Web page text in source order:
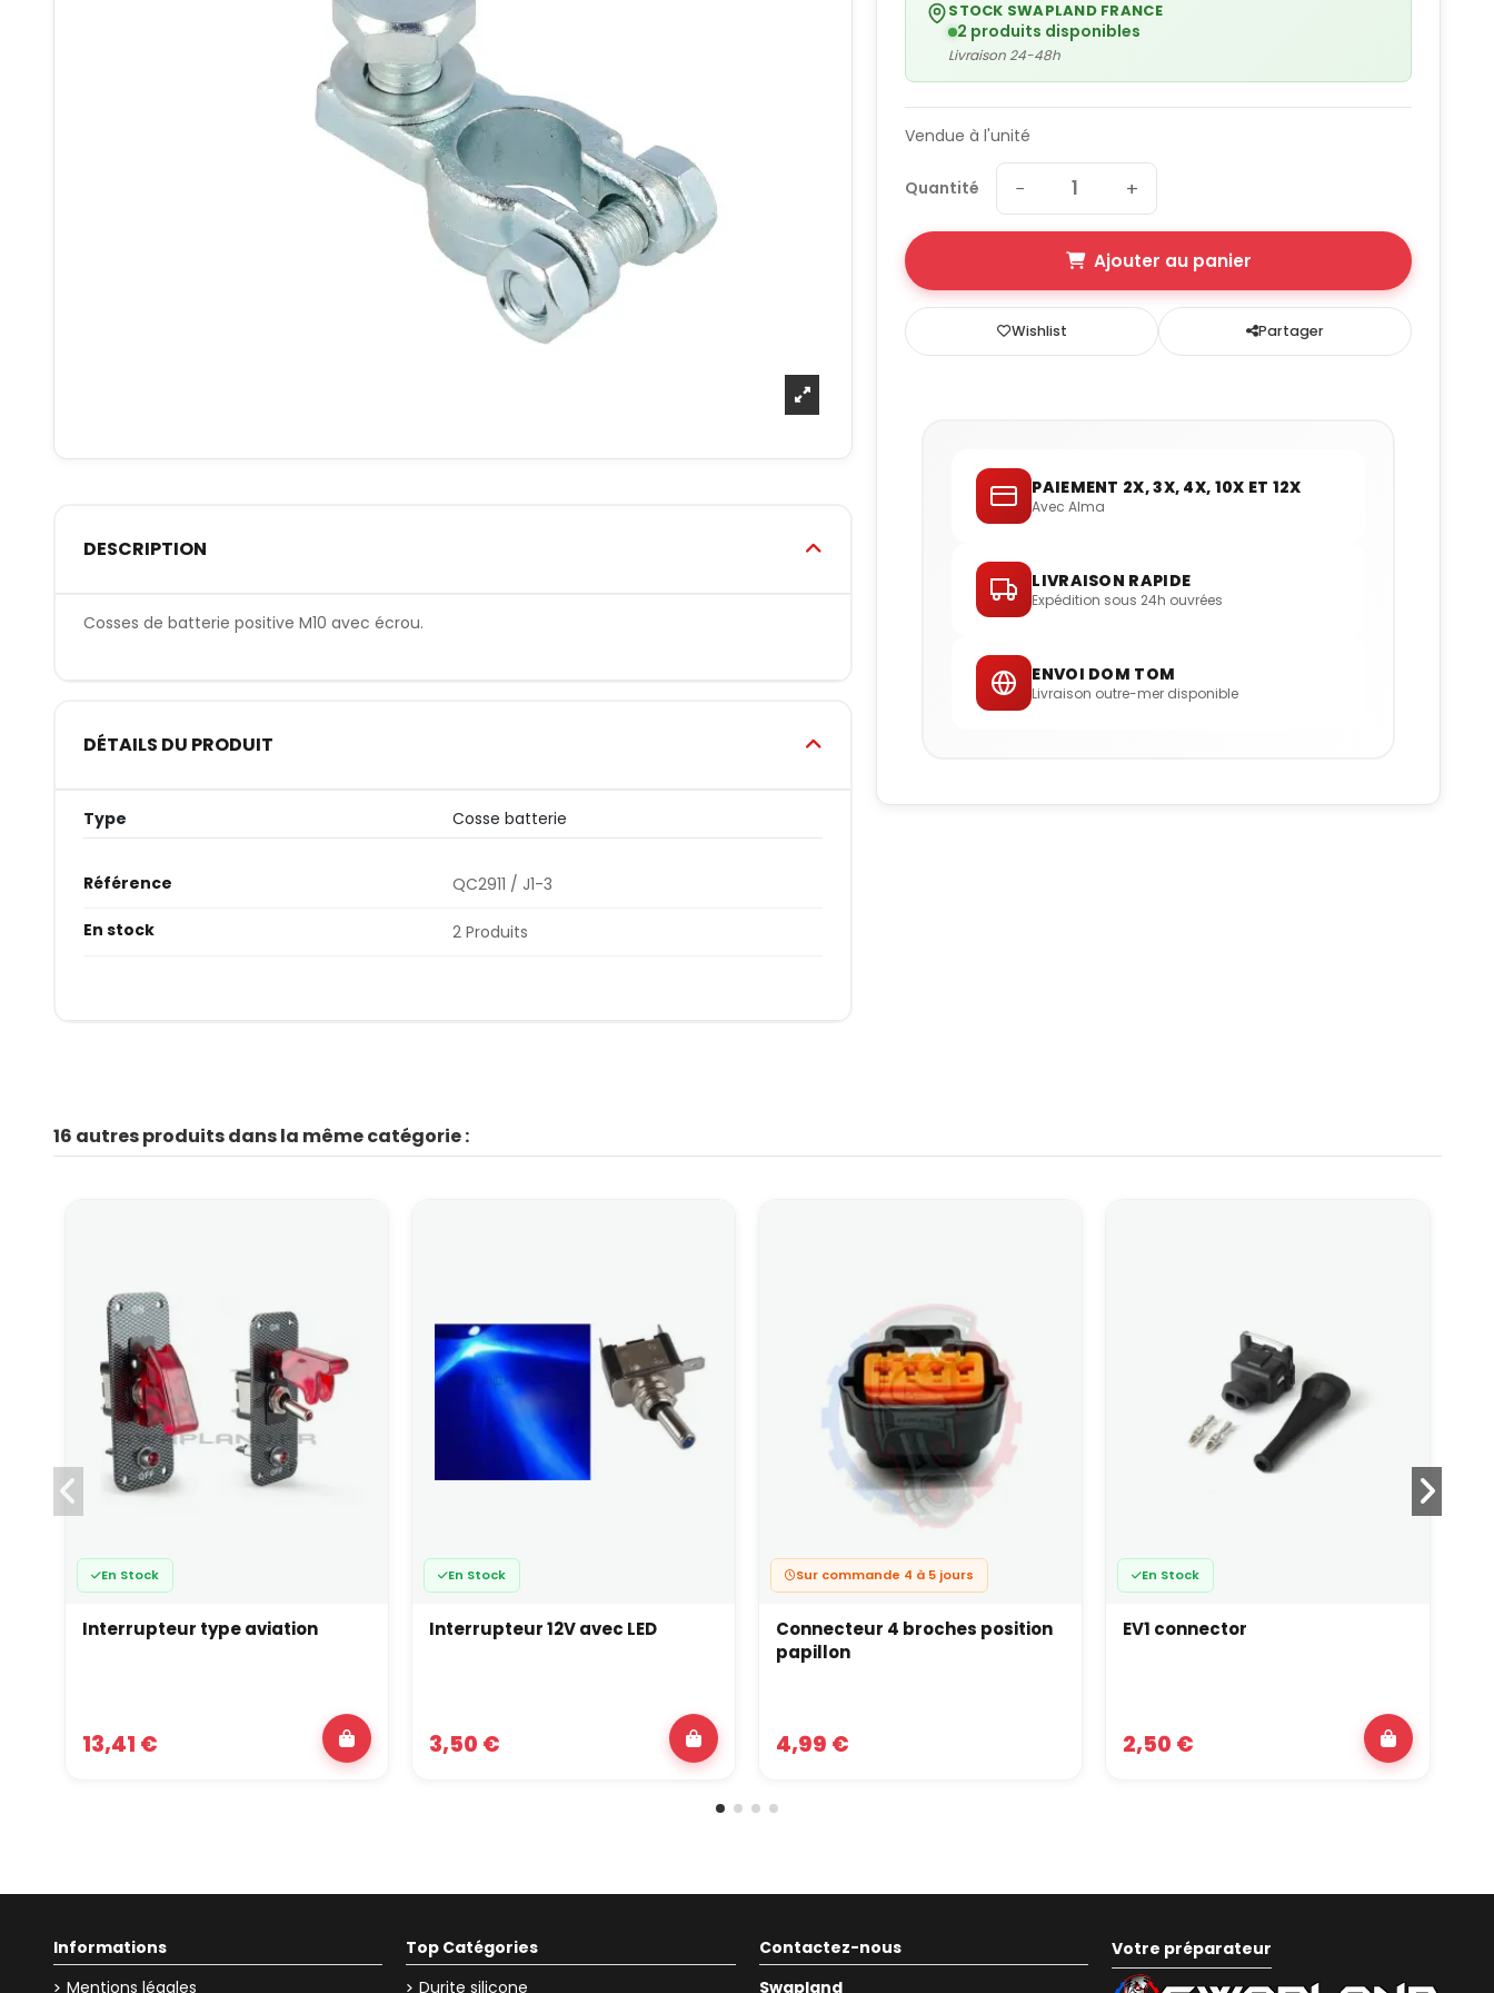
DESCRIPTION
Cosses de batterie positive M10 avec écrou.
DÉTAILS DU PRODUIT
Type Cosse batterie
Référence QC2911 / J1-3
En stock 2 Produits
STOCK SWAPLAND FRANCE
2 produits disponibles
Livraison 24-48h
Vendue à l'unité
Quantité − +
Ajouter au panier
Wishlist Partager
PAIEMENT 2X, 3X, 4X, 10X ET 12X
Avec Alma
LIVRAISON RAPIDE
Expédition sous 24h ouvrées
ENVOI DOM TOM
Livraison outre-mer disponible
16 autres produits dans la même catégorie :
En Stock
Interrupteur type aviation
13,41 €
En Stock
Interrupteur 12V avec LED
3,50 €
Sur commande 4 à 5 jours
Connecteur 4 broches position
papillon
4,99 €
En Stock
EV1 connector
2,50 €
Informations
Mentions légales
Top Catégories
Durite silicone
Contactez-nous
Swapland
Votre préparateur